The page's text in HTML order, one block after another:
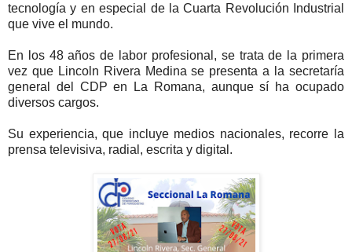
tecnología y en especial de la Cuarta Revolución Industrial
que vive el mundo.
En los 48 años de labor profesional, se trata de la primera
vez que Lincoln Rivera Medina se presenta a la secretaría
general del CDP en La Romana, aunque sí ha ocupado
diversos cargos.
Su experiencia, que incluye medios nacionales, recorre la
prensa televisiva, radial, escrita y digital.